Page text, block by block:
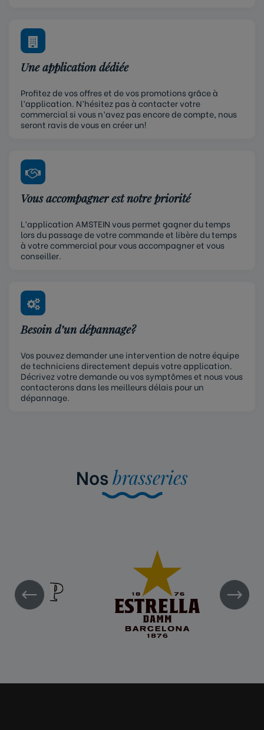
Une application dédiée
Profitez de vos offres et de vos promotions grâce à
l’application. N’hésitez pas à contacter votre
commercial si vous n’avez pas encore de compte, nous
seront ravis de vous en créer un!
Vous accompagner est notre priorité
L’application AMSTEIN vous permet gagner du temps
lors du passage de votre commande et libère du temps
à votre commercial pour vous accompagner et vous
conseiller.
Besoin d’un dépannage?
Vos pouvez demander une intervention de notre équipe
de techniciens directement depuis votre application.
Décrivez votre demande ou vos symptômes et nous vous
contacterons dans les meilleurs délais pour un
dépannage.
Nosbrasseries